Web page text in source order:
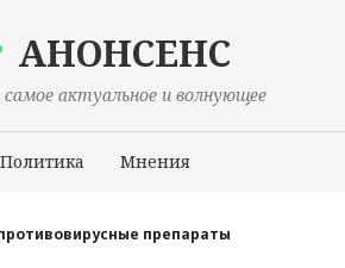
АНОНСЕНС
самое актуальное и волнующее
Политика Мнения
Происшествияпрепараты